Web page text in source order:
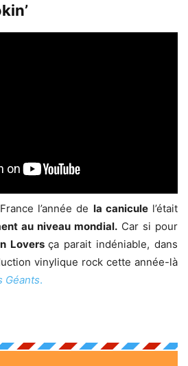
l’année de la caniculel’était
au niveau mondial. Car si pour
Loversça parait indéniable, dans
vinylique rock cette année-là
Géants.